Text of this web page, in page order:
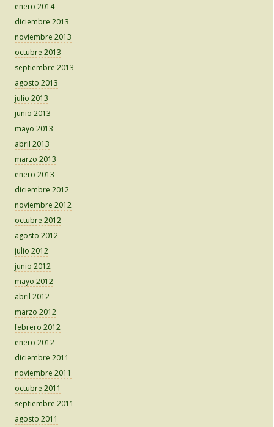
enero 2014
diciembre 2013
noviembre 2013
octubre 2013
septiembre 2013
agosto 2013
julio 2013
junio 2013
mayo 2013
abril 2013
marzo 2013
enero 2013
diciembre 2012
noviembre 2012
octubre 2012
agosto 2012
julio 2012
junio 2012
mayo 2012
abril 2012
marzo 2012
febrero 2012
enero 2012
diciembre 2011
noviembre 2011
octubre 2011
septiembre 2011
agosto 2011